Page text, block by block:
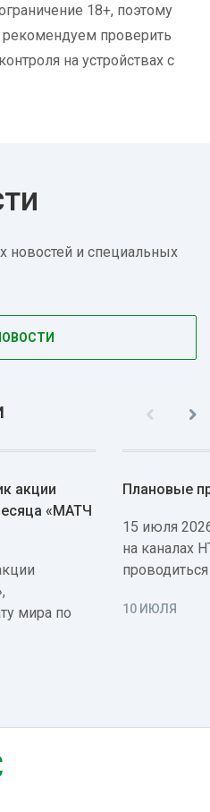
18+, поэтому
проверить
на устройствах с
новостей и специальных
акции
«МАТЧ
мира по
Плановые
15 июля
на каналах
10 ИЮЛЯ